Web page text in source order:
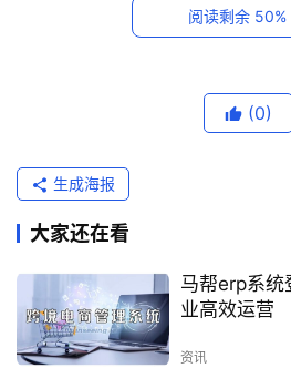
跨
电
商
平
台
发布后SEO是指在内容发布
：通过外部链接
内容推广，提高内容的曝
网站监控
内容更新：定期更新内容
内容的新鲜度。
阅读剩余 50%
(0)
生成海报
大家还在看
马帮erp系统
业高效运营
资讯